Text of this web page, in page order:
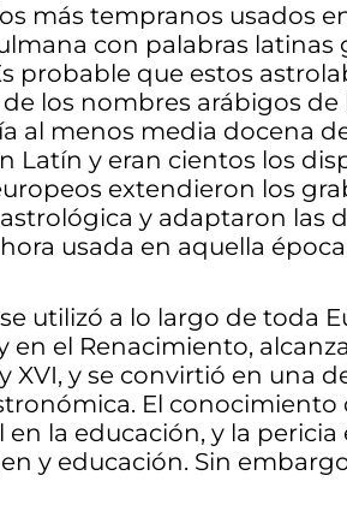
más tempranos usados
con palabras latinas
probable que estos
los nombres arábigos de
al menos media docena
Latín y eran cientos los
extendieron los
y adaptaron las
usada en aquella
utilizó a lo largo de toda
en el Renacimiento,
XVI, y se convirtió en una
El conocimiento
la educación, y la
y educación. Sin